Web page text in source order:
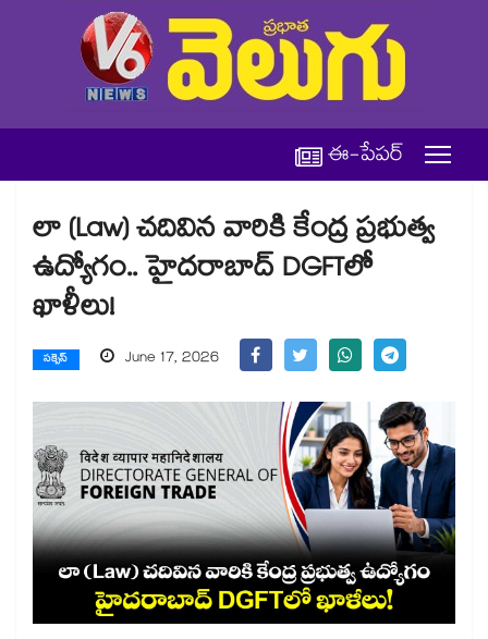
ఈ-పేపర్
లా (Law) చదివిన వారికి కేంద్ర ప్రభుత్వ
ఉద్యోగం.. హైదరాబాద్ DGFTలో
ఖాళీలు!
సక్సెస్ June 17, 2026